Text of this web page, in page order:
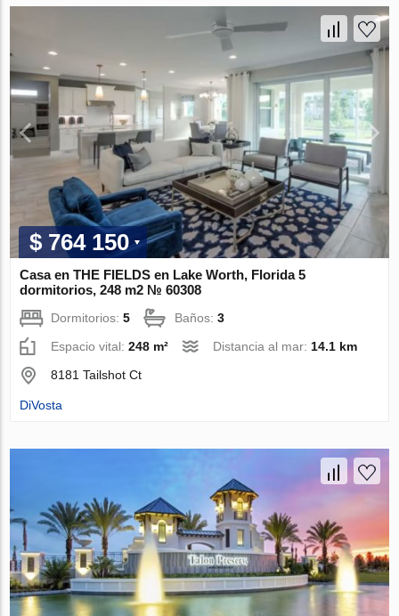
$ 764 150
Casa en THE FIELDS en Lake Worth, Florida 5
dormitorios, 248 m2 № 60308
Dormitorios:5 Baños:3
Espacio vital:248 m² Distancia al mar:14.1 km
8181 Tailshot Ct
DiVosta